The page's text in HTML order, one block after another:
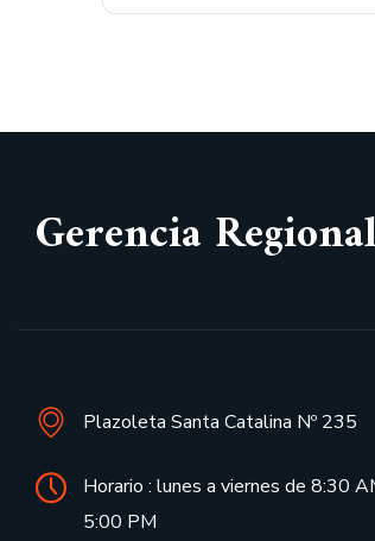
Gerencia
Plazoleta Santa Catalina Nº 235
Horario : lunes a viernes de 8:30
5:00 PM